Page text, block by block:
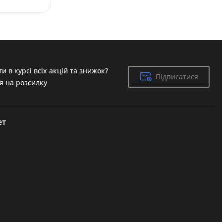
в курсі всіх акцій та знижок?
на розсилку
Підписатися
Підписатися